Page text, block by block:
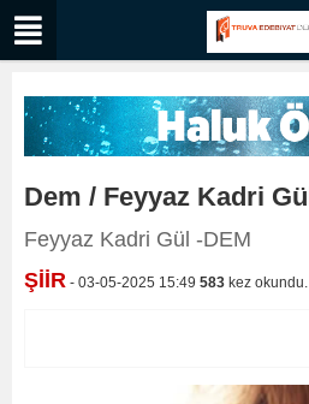
Dem / Feyyaz Kadri Gül
Feyyaz Kadri Gül -DEM
ŞİİR - 03-05-2025 15:49 583 kez okundu.